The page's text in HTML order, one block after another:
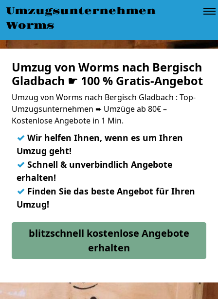
Umzugsunternehmen
Worms
Umzug von Worms nach Bergisch
Gladbach ☛ 100 % Gratis-Angebot
Umzug von Worms nach Bergisch Gladbach : Top-
Umzugsunternehmen ➨ Umzüge ab 80€ –
Kostenlose Angebote in 1 Min.
✓ Wir helfen Ihnen, wenn es um Ihren
Umzug geht!
✓ Schnell & unverbindlich Angebote
erhalten!
✓ Finden Sie das beste Angebot für Ihren
Umzug!
blitzschnell kostenlose Angebote
erhalten